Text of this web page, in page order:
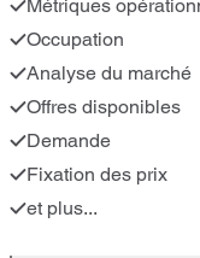
Métriques
Occupation
Analyse du marché
Offres disponibles
Demande
Fixation des prix
et plus...